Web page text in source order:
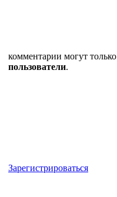
комментарии могут только
пользователи.
Зарегистрироваться